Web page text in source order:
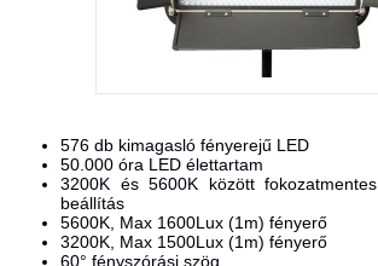
576 db kimagasló fényerejű LED
50.000 óra LED élettartam
3200K és 5600K között fokozatmentes
beállítás
5600K, Max 1600Lux (1m) fényerő
3200K, Max 1500Lux (1m) fényerő
60° fényszórási szög